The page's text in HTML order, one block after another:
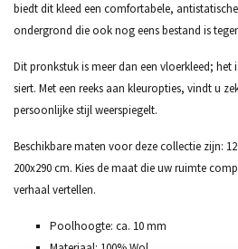
biedt dit kleed een comfortabele,
ondergrond die ook nog eens bestand is
Dit pronkstuk is meer dan een vloerkleed; het
siert. Met een reeks aan kleuropties, vindt u
persoonlijke stijl weerspiegelt.
Beschikbare maten voor deze collectie zijn:
200x290 cm. Kies de maat die uw ruimte
verhaal vertellen.
Poolhoogte: ca. 10 mm